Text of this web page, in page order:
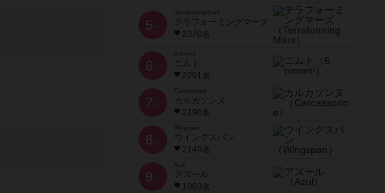
5 位
Terraforming Mars
テラフォーミングマーズ
2370名
6 位
ニムト
2201名
7 位
Carcassonne
カルカソンヌ
2190名
8 位
Wingspan
ウイングスパン
2149名
9 位
Azul
アズール
1903名